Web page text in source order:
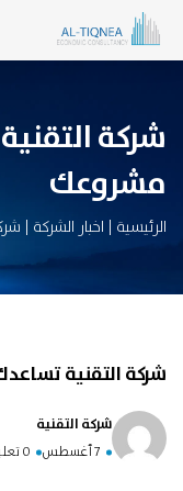
شركة
مشروعك
الرئيسية | اخبار الشركة |
شركة التقنية
شركة التقنية
7 أغسطس 0 تعليق